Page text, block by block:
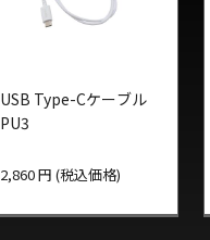
USB Type-Cケーブル
PU3
2,860 円 (税込価格)